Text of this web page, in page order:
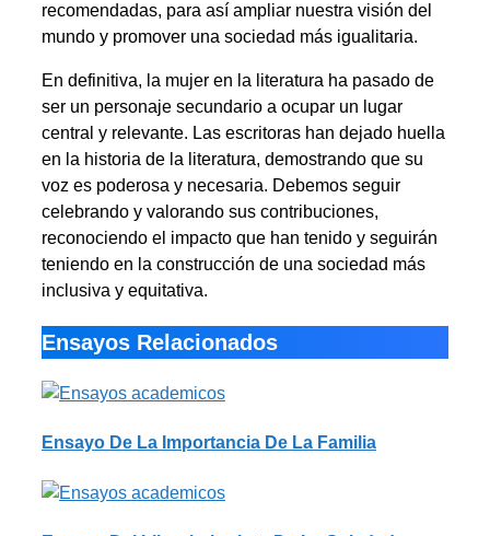
recomendadas, para así ampliar nuestra visión del
mundo y promover una sociedad más igualitaria.
En definitiva, la mujer en la literatura ha pasado de
ser un personaje secundario a ocupar un lugar
central y relevante. Las escritoras han dejado huella
en la historia de la literatura, demostrando que su
voz es poderosa y necesaria. Debemos seguir
celebrando y valorando sus contribuciones,
reconociendo el impacto que han tenido y seguirán
teniendo en la construcción de una sociedad más
inclusiva y equitativa.
Ensayos Relacionados
Ensayo De La Importancia De La Familia